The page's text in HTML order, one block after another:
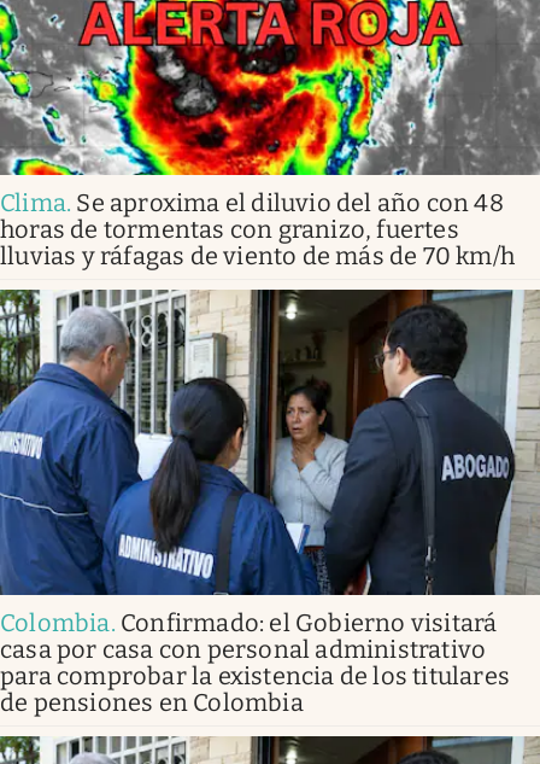
Clima. Se aproxima el diluvio del año con 48
horas de tormentas con granizo, fuertes
lluvias y ráfagas de viento de más de 70 km/h
Colombia. Confirmado: el Gobierno visitará
casa por casa con personal administrativo
para comprobar la existencia de los titulares
de pensiones en Colombia